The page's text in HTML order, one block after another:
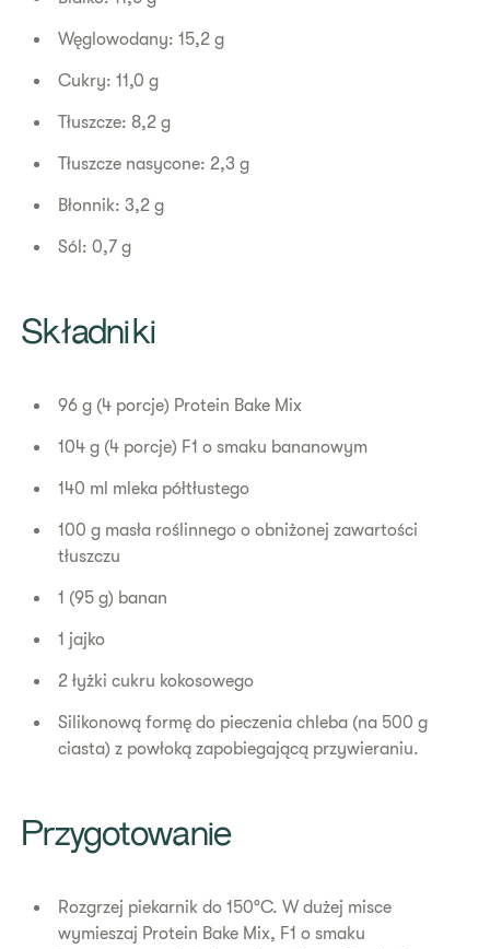
Węglowodany: 15,2 g
Cukry: 11,0 g
Tłuszcze: 8,2 g
Tłuszcze nasycone: 2,3 g
Błonnik: 3,2 g
Sól: 0,7 g
Składniki
96 g (4 porcje) Protein Bake Mix
104 g (4 porcje) F1 o smaku bananowym
140 ml mleka półtłustego
100 g masła roślinnego o obniżonej zawartości
tłuszczu
1 (95 g) banan
1 jajko
2 łyżki cukru kokosowego
Silikonową formę do pieczenia chleba (na 500 g
ciasta) z powłoką zapobiegającą przywieraniu.
Przygotowanie
Rozgrzej piekarnik do 150°C. W dużej misce
wymieszaj Protein Bake Mix, F1 o smaku